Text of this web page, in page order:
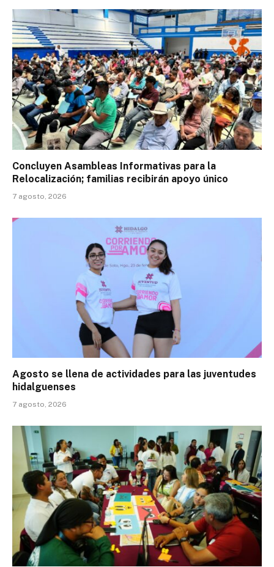
Concluyen Asambleas Informativas para la
Relocalización; familias recibirán apoyo único
7 agosto, 2026
Agosto se llena de actividades para las juventudes
hidalguenses
7 agosto, 2026